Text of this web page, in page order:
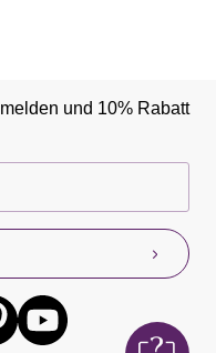
und 10% Rabatt